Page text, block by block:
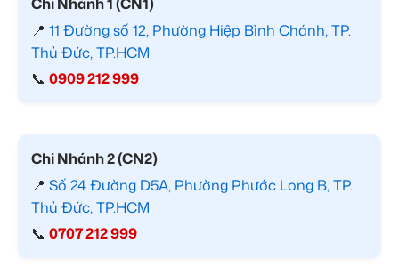
📍 11 Đường số 12, Phường Hiệp Bình Chánh, TP.
Thủ Đức, TP.HCM
📞 0909 212 999
Chi Nhánh 2 (CN2)
📍 Số 24 Đường D5A, Phường Phước Long B, TP.
Thủ Đức, TP.HCM
📞 0707 212 999